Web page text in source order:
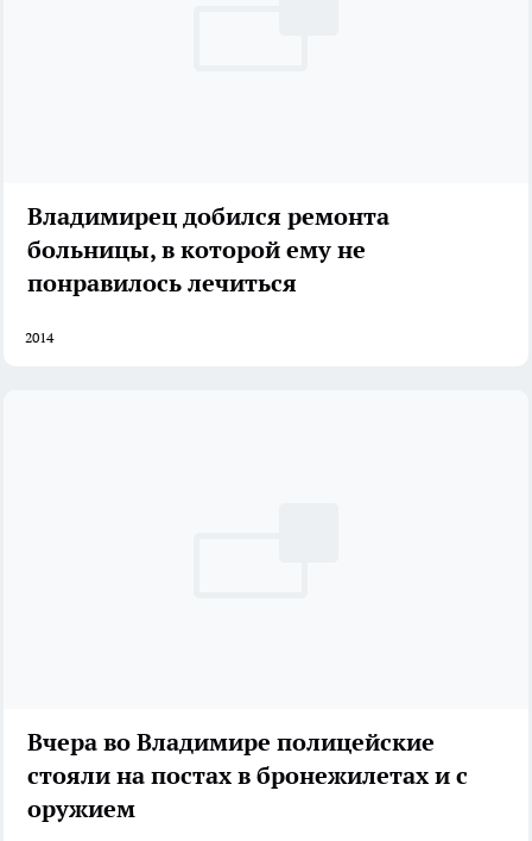
Владимирец добился ремонта
больницы, в которой ему не
понравилось лечиться
2014
Вчера во Владимире полицейские
стояли на постах в бронежилетах и с
оружием